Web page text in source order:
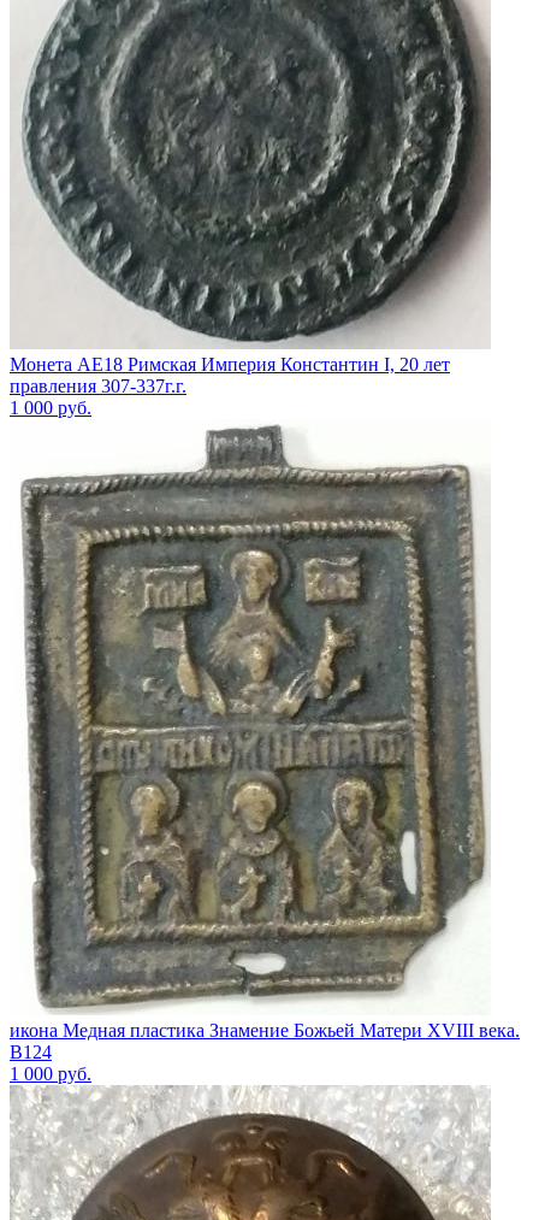
Монета АЕ18 Римская Империя Константин I, 20 лет
правления 307-337г.г.
1 000 руб.
икона Медная пластика Знамение Божьей Матери XVIII века.
В124
1 000 руб.